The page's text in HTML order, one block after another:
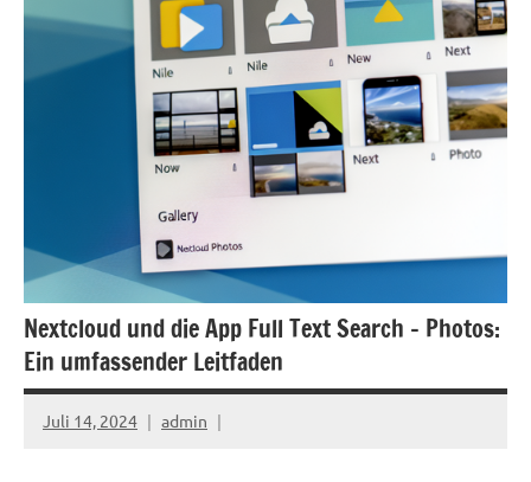
Nextcloud und die App Full Text Search – Photos:
Ein umfassender Leitfaden
Juli 14, 2024 admin